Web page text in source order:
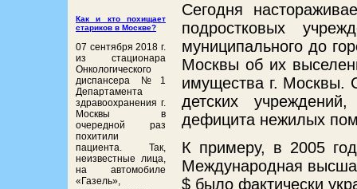
Как и кто похищает
стариков в Москве?
07 сентября 2018 г.
из стационара
Онкологического
диспансера №1
Департамента
здравоохранения г.
Москвы в
очередной раз
похитили
пациента. Так,
неизвестные лица,
на автомобиле
«Газель»,
Сегодня
подростковых
муниципального до
Москвы об их
имущества г. Москвы.
детских
дефицита нежилых
К примеру, в 2005
Международная
$ было фактически